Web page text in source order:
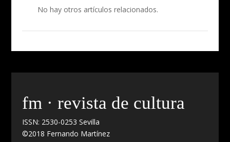
No hay otros artículos relacionados.
fm · revista de cultura
ISSN: 2530-0253 Sevilla
©2018 Fernando Martínez